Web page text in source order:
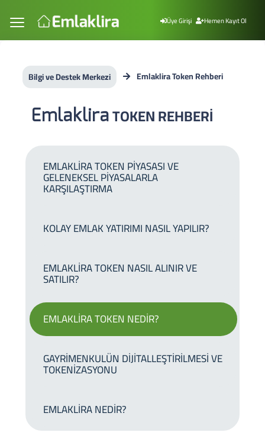
Üye Girişi Hemen Kayıt Ol
Bilgi ve Destek Merkezi Emlaklira Token Rehberi
EmlakliraTOKEN REHBERİ
EMLAKLİRA TOKEN PİYASASI VE
GELENEKSEL PİYASALARLA
KARŞILAŞTIRMA
KOLAY EMLAK YATIRIMI NASIL YAPILIR?
EMLAKLİRA TOKEN NASIL ALINIR VE
SATILIR?
EMLAKLİRA TOKEN NEDİR?
GAYRİMENKULÜN DİJİTALLEŞTİRİLMESİ VE
TOKENİZASYONU
EMLAKLİRA NEDİR?